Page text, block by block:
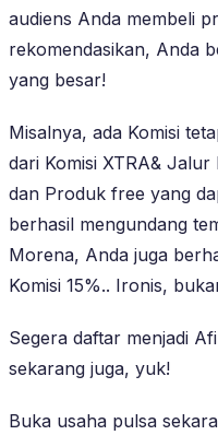
audiens Anda membeli
rekomendasikan, Anda
yang besar!
Misalnya, ada Komisi
dari Komisi XTRA& Jalur
dan Produk free yang
berhasil mengundang
Morena, Anda juga
Komisi 15%.. Ironis,
Segera daftar menjadi
sekarang juga, yuk!
Buka usaha pulsa